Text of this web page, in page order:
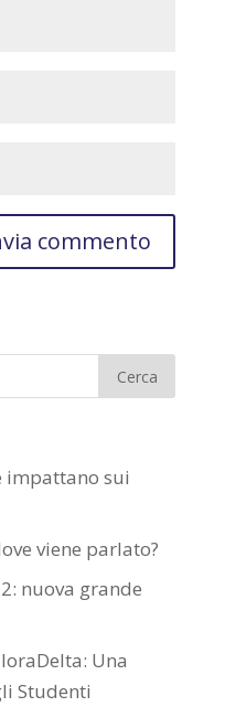
impattano sui
viene parlato?
nuova grande
Una
Studenti